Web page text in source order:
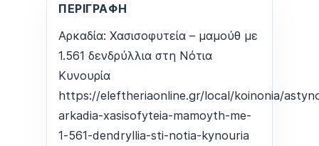
ΠΕΡΙΓΡΑΦΉ
Αρκαδία: Χασισοφυτεία – μαμούθ με
1.561 δενδρύλλια στη Νότια
Κυνουρία
https://eleftheriaonline.gr/local/koinonia/
arkadia-xasisofyteia-mamoyth-me-
1-561-dendryllia-sti-notia-kynouria